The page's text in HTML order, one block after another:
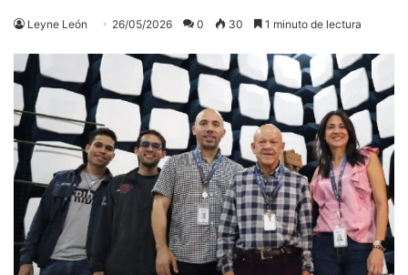
Leyne León 26/05/2026 0 30 1 minuto de lectura